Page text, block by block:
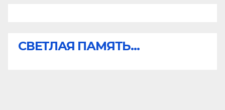
СВЕТЛАЯ ПАМЯТЬ...